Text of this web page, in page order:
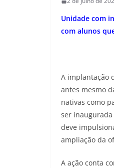
Unidade com
com alunos
A implantação
antes mesmo
nativas como
ser
deve
ampliação da
A ação conta